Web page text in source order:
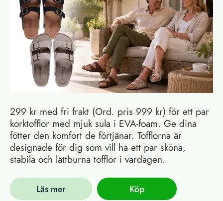
299 kr med fri frakt (Ord. pris 999 kr) för ett par
korktofflor med mjuk sula i EVA-foam. Ge dina
fötter den komfort de förtjänar. Tofflorna är
designade för dig som vill ha ett par sköna,
stabila och lättburna tofflor i vardagen.
Läs mer Köp